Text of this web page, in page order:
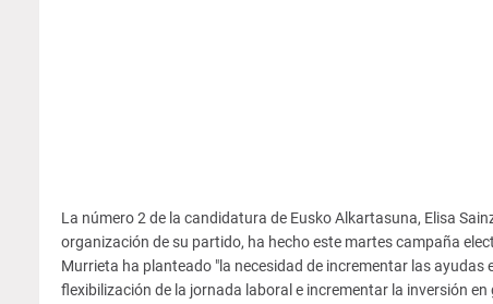
La número 2 de la candidatura de Eusko Alkartasuna, Elisa
organización de su partido, ha hecho este martes campaña
Murrieta ha planteado "la necesidad de incrementar las ayudas
flexibilización de la jornada laboral e incrementar la inversión